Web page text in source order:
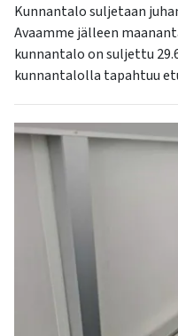
Kunnantalo suljetaan
Avaamme jälleen
kunnantalo on suljettu
kunnantalolla tapahtuu